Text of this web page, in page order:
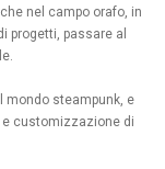
nel campo orafo, in
progetti, passare al
mondo steampunk, e
customizzazione di